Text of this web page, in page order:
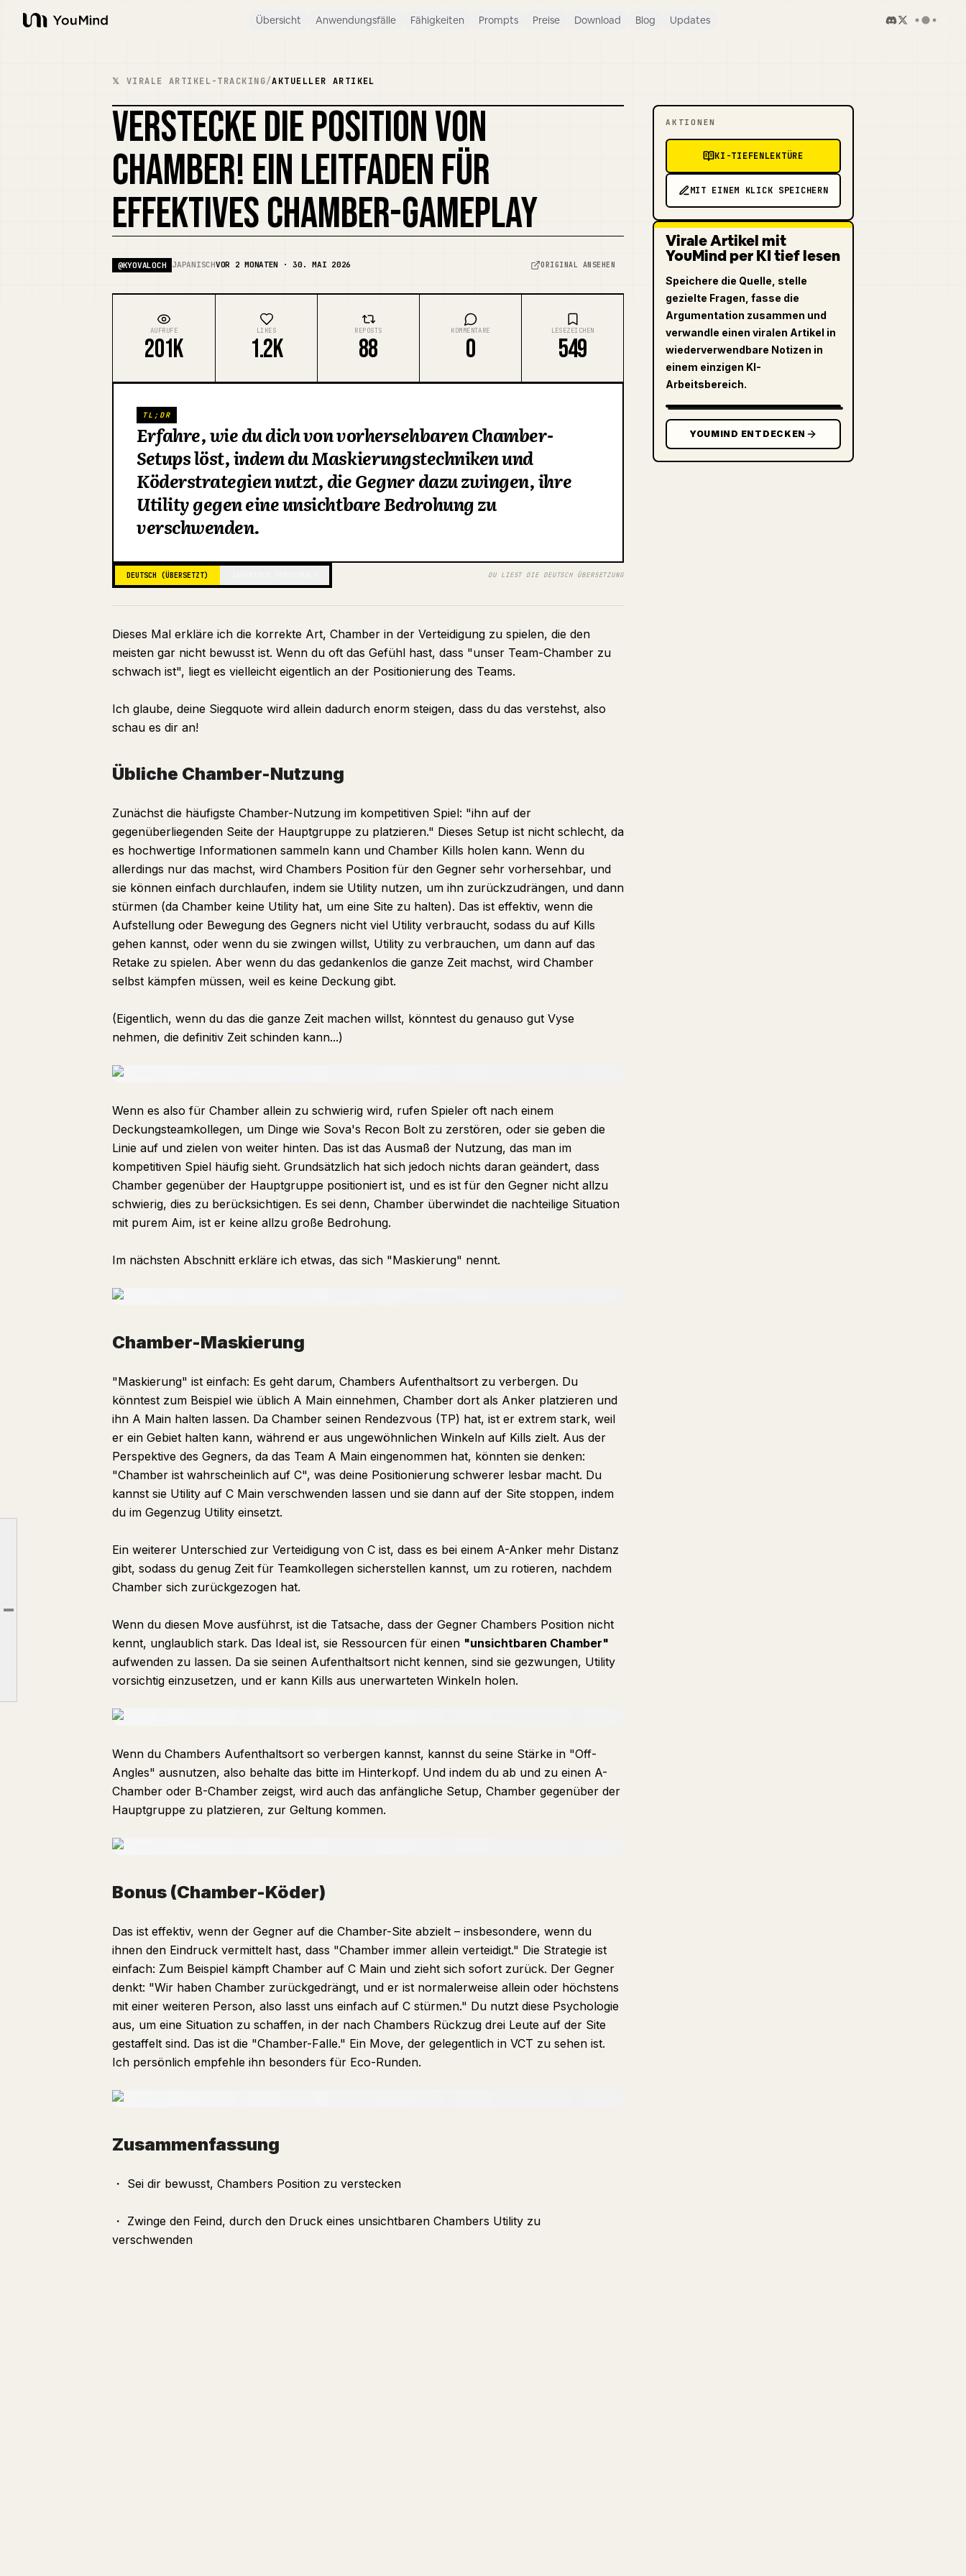
YouMind
Übersicht Anwendungsfälle Fähigkeiten Prompts Preise Download Blog Updates
Übliche Chamber-Nutzung
Bonus (Chamber-Köder)
𝕏 VIRALE ARTIKEL-TRACKING/AKTUELLER ARTIKEL
VERSTECKE DIE POSITION VON
CHAMBER! EIN LEITFADEN FÜR
EFFEKTIVES CHAMBER-GAMEPLAY
@KYOVALOCH JAPANISCHVOR 2 MONATEN · 30. MAI 2026 ORIGINAL ANSEHEN
AUFRUFE
201K
LIKES
1.2K
REPOSTS
88
KOMMENTARE
0
LESEZEICHEN
549
TL;DR
Erfahre, wie du dich von vorhersehbaren Chamber-
Setups löst, indem du Maskierungstechniken und
Köderstrategien nutzt, die Gegner dazu zwingen, ihre
Utility gegen eine unsichtbare Bedrohung zu
verschwenden.
DEUTSCH (ÜBERSETZT) DU LIEST DIE DEUTSCH ÜBERSETZUNG
Dieses Mal erkläre ich die korrekte Art, Chamber in der Verteidigung zu spielen, die den
meisten gar nicht bewusst ist. Wenn du oft das Gefühl hast, dass "unser Team-Chamber zu
schwach ist", liegt es vielleicht eigentlich an der Positionierung des Teams.
Ich glaube, deine Siegquote wird allein dadurch enorm steigen, dass du das verstehst, also
schau es dir an!
Übliche Chamber-Nutzung
Zunächst die häufigste Chamber-Nutzung im kompetitiven Spiel: "ihn auf der
gegenüberliegenden Seite der Hauptgruppe zu platzieren." Dieses Setup ist nicht schlecht, da
es hochwertige Informationen sammeln kann und Chamber Kills holen kann. Wenn du
allerdings nur das machst, wird Chambers Position für den Gegner sehr vorhersehbar, und
sie können einfach durchlaufen, indem sie Utility nutzen, um ihn zurückzudrängen, und dann
stürmen (da Chamber keine Utility hat, um eine Site zu halten). Das ist effektiv, wenn die
Aufstellung oder Bewegung des Gegners nicht viel Utility verbraucht, sodass du auf Kills
gehen kannst, oder wenn du sie zwingen willst, Utility zu verbrauchen, um dann auf das
Retake zu spielen. Aber wenn du das gedankenlos die ganze Zeit machst, wird Chamber
selbst kämpfen müssen, weil es keine Deckung gibt.
(Eigentlich, wenn du das die ganze Zeit machen willst, könntest du genauso gut Vyse
nehmen, die definitiv Zeit schinden kann...)
Wenn es also für Chamber allein zu schwierig wird, rufen Spieler oft nach einem
Deckungsteamkollegen, um Dinge wie Sova's Recon Bolt zu zerstören, oder sie geben die
Linie auf und zielen von weiter hinten. Das ist das Ausmaß der Nutzung, das man im
kompetitiven Spiel häufig sieht. Grundsätzlich hat sich jedoch nichts daran geändert, dass
Chamber gegenüber der Hauptgruppe positioniert ist, und es ist für den Gegner nicht allzu
schwierig, dies zu berücksichtigen. Es sei denn, Chamber überwindet die nachteilige Situation
mit purem Aim, ist er keine allzu große Bedrohung.
Im nächsten Abschnitt erkläre ich etwas, das sich "Maskierung" nennt.
Chamber-Maskierung
"Maskierung" ist einfach: Es geht darum, Chambers Aufenthaltsort zu verbergen. Du
könntest zum Beispiel wie üblich A Main einnehmen, Chamber dort als Anker platzieren und
ihn A Main halten lassen. Da Chamber seinen Rendezvous (TP) hat, ist er extrem stark, weil
er ein Gebiet halten kann, während er aus ungewöhnlichen Winkeln auf Kills zielt. Aus der
Perspektive des Gegners, da das Team A Main eingenommen hat, könnten sie denken:
"Chamber ist wahrscheinlich auf C", was deine Positionierung schwerer lesbar macht. Du
kannst sie Utility auf C Main verschwenden lassen und sie dann auf der Site stoppen, indem
du im Gegenzug Utility einsetzt.
Ein weiterer Unterschied zur Verteidigung von C ist, dass es bei einem A-Anker mehr Distanz
gibt, sodass du genug Zeit für Teamkollegen sicherstellen kannst, um zu rotieren, nachdem
Chamber sich zurückgezogen hat.
Wenn du diesen Move ausführst, ist die Tatsache, dass der Gegner Chambers Position nicht
kennt, unglaublich stark. Das Ideal ist, sie Ressourcen für einen "unsichtbaren Chamber"
aufwenden zu lassen. Da sie seinen Aufenthaltsort nicht kennen, sind sie gezwungen, Utility
vorsichtig einzusetzen, und er kann Kills aus unerwarteten Winkeln holen.
Wenn du Chambers Aufenthaltsort so verbergen kannst, kannst du seine Stärke in "Off-
Angles" ausnutzen, also behalte das bitte im Hinterkopf. Und indem du ab und zu einen A-
Chamber oder B-Chamber zeigst, wird auch das anfängliche Setup, Chamber gegenüber der
Hauptgruppe zu platzieren, zur Geltung kommen.
Bonus (Chamber-Köder)
Das ist effektiv, wenn der Gegner auf die Chamber-Site abzielt – insbesondere, wenn du
ihnen den Eindruck vermittelt hast, dass "Chamber immer allein verteidigt." Die Strategie ist
einfach: Zum Beispiel kämpft Chamber auf C Main und zieht sich sofort zurück. Der Gegner
denkt: "Wir haben Chamber zurückgedrängt, und er ist normalerweise allein oder höchstens
mit einer weiteren Person, also lasst uns einfach auf C stürmen." Du nutzt diese Psychologie
aus, um eine Situation zu schaffen, in der nach Chambers Rückzug drei Leute auf der Site
gestaffelt sind. Das ist die "Chamber-Falle." Ein Move, der gelegentlich in VCT zu sehen ist.
Ich persönlich empfehle ihn besonders für Eco-Runden.
Zusammenfassung
・ Sei dir bewusst, Chambers Position zu verstecken
・ Zwinge den Feind, durch den Druck eines unsichtbaren Chambers Utility zu
verschwenden
AKTIONEN
KI-TIEFENLEKTÜRE
MIT EINEM KLICK SPEICHERN
Virale Artikel mit
YouMind per KI tief lesen
Speichere die Quelle, stelle
gezielte Fragen, fasse die
Argumentation zusammen und
verwandle einen viralen Artikel in
wiederverwendbare Notizen in
einem einzigen KI-
Arbeitsbereich.
YOUMIND ENTDECKEN